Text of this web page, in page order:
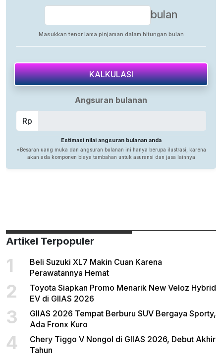
Artikel Terpopuler
1
Beli Suzuki XL7 Makin Cuan Karena
Perawatannya Hemat
2
Toyota Siapkan Promo Menarik New Veloz Hybrid
EV di GIIAS 2026
3
GIIAS 2026 Tempat Berburu SUV Bergaya Sporty,
Ada Fronx Kuro
4
Chery Tiggo V Nongol di GIIAS 2026, Debut Akhir
Tahun